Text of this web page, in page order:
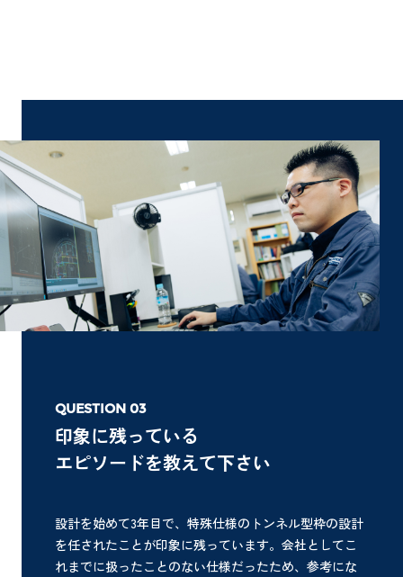
印象に残っている
エピソードを教えて下さい
設計を始めて3年目で、特殊仕様のトンネル型枠の設計
を任されたことが印象に残っています。会社としてこ
れまでに扱ったことのない仕様だったため、参考にな